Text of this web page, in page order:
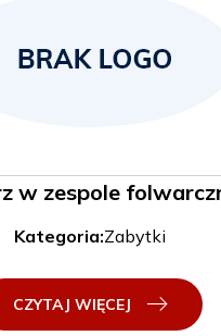
w zespole
Kategoria:Zabytki
CZYTAJ WIĘCEJ